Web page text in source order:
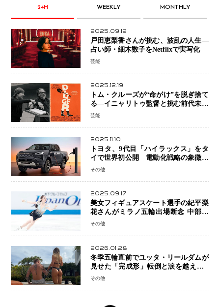
24H WEEKLY MONTHLY
2025.09.12
戸田恵梨香さんが挑む、波乱の人生―
占い師・細木数子をNetflixで実写化
芸能
2025.12.19
トム・クルーズが“命がけ”を脱ぎ捨て
る―イニャリトゥ監督と挑む前代未聞
の大惨事コメディ「DIGGER ディガ
芸能
2025.11.10
トヨタ、9代目「ハイラックス」をタ
イで世界初公開 電動化戦略の象徴と
なるBEVモデルを初設定
その他
2025.09.17
美女フィギュアスケート選手の紀平梨
花さんがミラノ五輪出場断念 中部選
手権欠場を発表「安全最優先の判断」
その他
2026.01.28
冬季五輪直前でユッタ・リールダムが
見せた「完成形」転倒と涙を越えて─
ミラノで金を狙うオランダ女王の現在
その他